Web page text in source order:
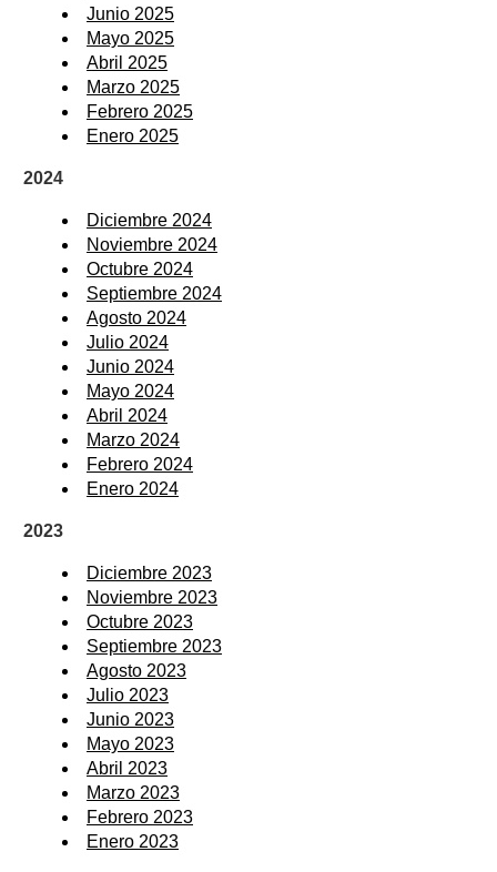
Junio 2025
Mayo 2025
Abril 2025
Marzo 2025
Febrero 2025
Enero 2025
2024
Diciembre 2024
Noviembre 2024
Octubre 2024
Septiembre 2024
Agosto 2024
Julio 2024
Junio 2024
Mayo 2024
Abril 2024
Marzo 2024
Febrero 2024
Enero 2024
2023
Diciembre 2023
Noviembre 2023
Octubre 2023
Septiembre 2023
Agosto 2023
Julio 2023
Junio 2023
Mayo 2023
Abril 2023
Marzo 2023
Febrero 2023
Enero 2023